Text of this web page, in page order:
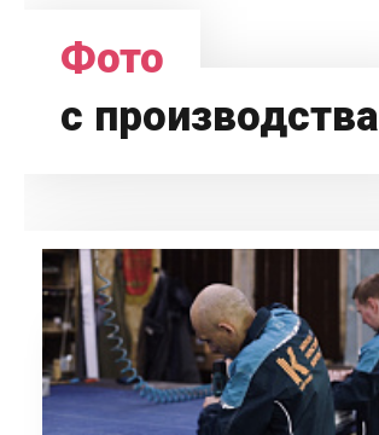
Фото
с производства